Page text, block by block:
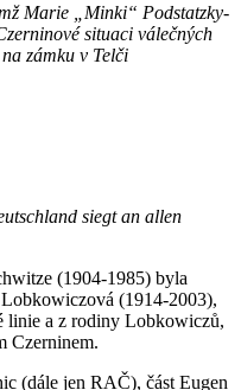
Marie „Minki“ Podstatzky-
situaci válečných
zámku v Telči
siegt an allen
(1904-1985) byla
(1914-2003),
linie a z rodiny Lobkowiczů,
Czerninem.
(dále jen RAČ), část Eugen